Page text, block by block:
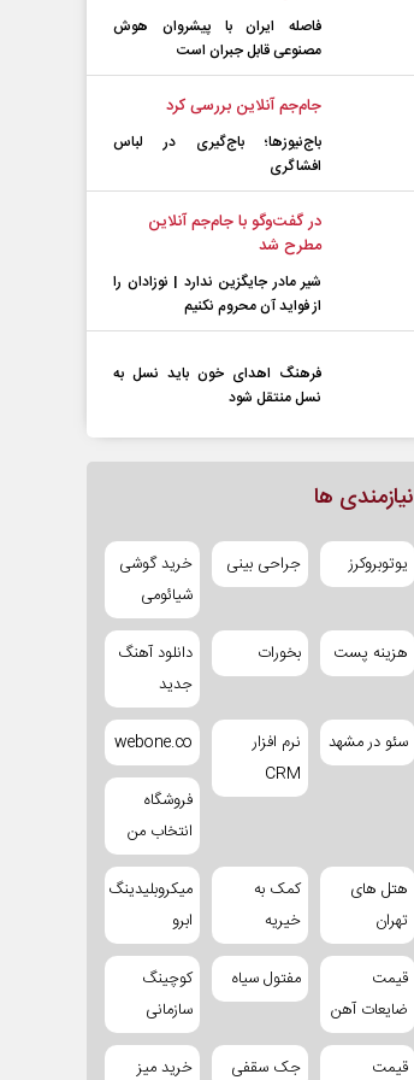
فاصله ایران با پیشرو‌ان هوش
مصنوعی قابل جبران است
جام‌جم آنلاین بررسی کرد
باج‌نیوزها؛ باج‌گیری در لباس
افشاگری
در گفت‌و‌گو با جام‌جم آنلاین
مطرح شد
شیر مادر جایگزین ندارد | نوزادان را
از فواید آن محروم نکنیم
فرهنگ اهدای خون باید نسل به
نسل منتقل شود
نیازمندی ها
یوتوبروکرز جراحی بینی
خرید گوشی
شیائومی
هزینه پست بخورات
دانلود آهنگ
جدید
سئو در مشهد
نرم افزار
CRM
webone.co
فروشگاه
انتخاب من
هتل های
تهران
کمک به
خیریه
میکروبلیدینگ
ابرو
قیمت
ضایعات آهن
مفتول سیاه
کوچینگ
سازمانی
قیمت جک سقفی خرید میز